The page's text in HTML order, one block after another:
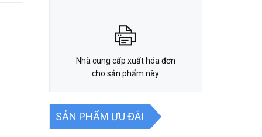
Nhà cung cấp xuất hóa đơn
cho sản phẩm này
SẢN PHẨM ƯU ĐÃI